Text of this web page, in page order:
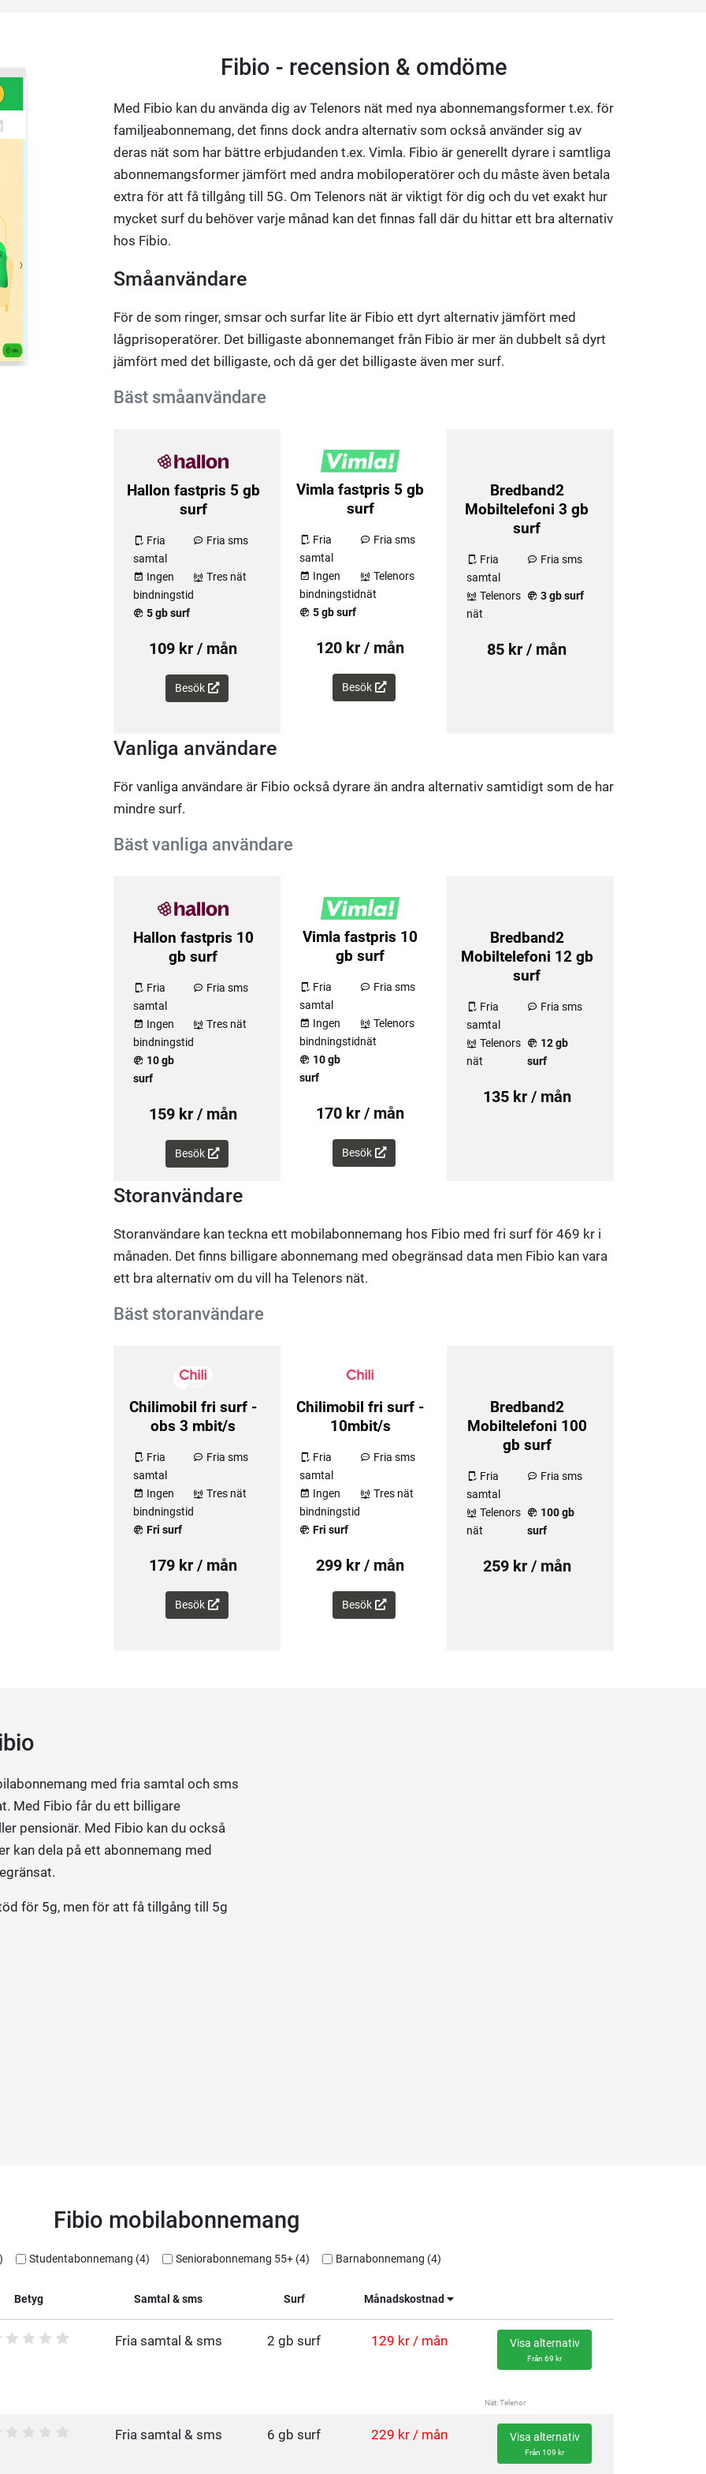
Fibio - recension & omdöme
Med Fibio kan du använda dig av Telenors nät med nya abonnemangsformer t.ex. för
familjeabonnemang, det finns dock andra alternativ som också använder sig av
deras nät som har bättre erbjudanden t.ex. Vimla. Fibio är generellt dyrare i samtliga
abonnemangsformer jämfört med andra mobiloperatörer och du måste även betala
extra för att få tillgång till 5G. Om Telenors nät är viktigt för dig och du vet exakt hur
mycket surf du behöver varje månad kan det finnas fall där du hittar ett bra alternativ
hos Fibio.
Småanvändare
För de som ringer, smsar och surfar lite är Fibio ett dyrt alternativ jämfört med
lågprisoperatörer. Det billigaste abonnemanget från Fibio är mer än dubbelt så dyrt
jämfört med det billigaste, och då ger det billigaste även mer surf.
Bäst småanvändare
Hallon fastpris 5 gb
surf
Fria
samtal
Fria sms
Ingen
bindningstid
Tres nät
5 gb surf
109 kr / mån
Besök
Vimla fastpris 5 gb
surf
Fria
samtal
Fria sms
Ingen
bindningstid
Telenors
nät
5 gb surf
120 kr / mån
Besök
Bredband2
Mobiltelefoni 3 gb
surf
Fria
samtal
Fria sms
Telenors
nät
3 gb surf
85 kr / mån
Vanliga användare
För vanliga användare är Fibio också dyrare än andra alternativ samtidigt som de har
mindre surf.
Bäst vanliga användare
Hallon fastpris 10
gb surf
Fria
samtal
Fria sms
Ingen
bindningstid
Tres nät
10 gb
surf
159 kr / mån
Besök
Vimla fastpris 10
gb surf
Fria
samtal
Fria sms
Ingen
bindningstid
Telenors
nät
10 gb
surf
170 kr / mån
Besök
Bredband2
Mobiltelefoni 12 gb
surf
Fria
samtal
Fria sms
Telenors
nät
12 gb
surf
135 kr / mån
Storanvändare
Storanvändare kan teckna ett mobilabonnemang hos Fibio med fri surf för 469 kr i
månaden. Det finns billigare abonnemang med obegränsad data men Fibio kan vara
ett bra alternativ om du vill ha Telenors nät.
Bäst storanvändare
Chilimobil fri surf -
obs 3 mbit/s
Fria
samtal
Fria sms
Ingen
bindningstid
Tres nät
Fri surf
179 kr / mån
Besök
Chilimobil fri surf -
10mbit/s
Fria
samtal
Fria sms
Ingen
bindningstid
Tres nät
Fri surf
299 kr / mån
Besök
Bredband2
Mobiltelefoni 100
gb surf
Fria
samtal
Fria sms
Telenors
nät
100 gb
surf
259 kr / mån
med fria samtal och sms
Med Fibio får du ett billigare
pensionär. Med Fibio kan du också
kan dela på ett abonnemang med
för 5g, men för att få tillgång till 5g
Fibio mobilabonnemang
Studentabonnemang (4) Seniorabonnemang 55+ (4) Barnabonnemang (4)
Betyg Samtal & sms Surf Månadskostnad
Fria samtal & sms 2 gb surf 129 kr / mån Visa alternativ
Från 69 kr
Nät: Telenor
Fria samtal & sms 6 gb surf 229 kr / mån Visa alternativ
Från 109 kr